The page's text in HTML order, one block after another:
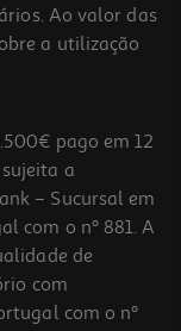
Ao valor das
a utilização
pago em 12
sujeita a
– Sucursal em
com o nº 881. A
de
com
com o nº